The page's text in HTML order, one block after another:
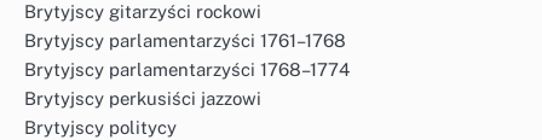
Brytyjscy gitarzyści rockowi
Brytyjscy parlamentarzyści 1761–1768
Brytyjscy parlamentarzyści 1768–1774
Brytyjscy perkusiści jazzowi
Brytyjscy politycy